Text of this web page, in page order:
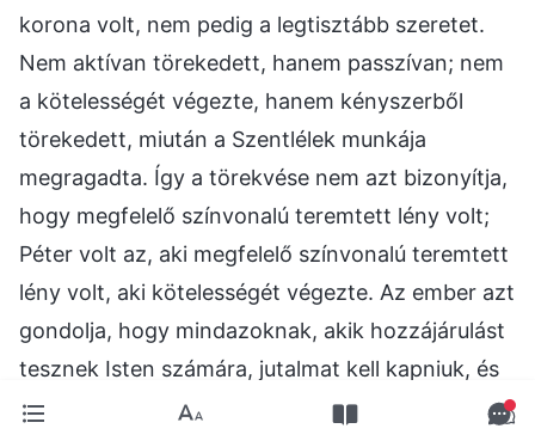
korona volt, nem pedig a legtisztább szeretet.
Nem aktívan törekedett, hanem passzívan; nem
a kötelességét végezte, hanem kényszerből
törekedett, miután a Szentlélek munkája
megragadta. Így a törekvése nem azt bizonyítja,
hogy megfelelő színvonalú teremtett lény volt;
Péter volt az, aki megfelelő színvonalú teremtett
lény volt, aki kötelességét végezte. Az ember azt
gondolja, hogy mindazoknak, akik hozzájárulást
tesznek Isten számára, jutalmat kell kapniuk, és
minél nagyobb a hozzájárulás, annál